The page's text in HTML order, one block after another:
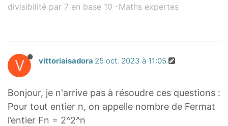
divisibilité par 7 en base 10 -Maths expertes
V vittoriaisadora 25 oct. 2023 à 11:05
Bonjour, je n'arrive pas à résoudre ces questions :
Pour tout entier n, on appelle nombre de Fermat
l’entier Fn = 2^2^n